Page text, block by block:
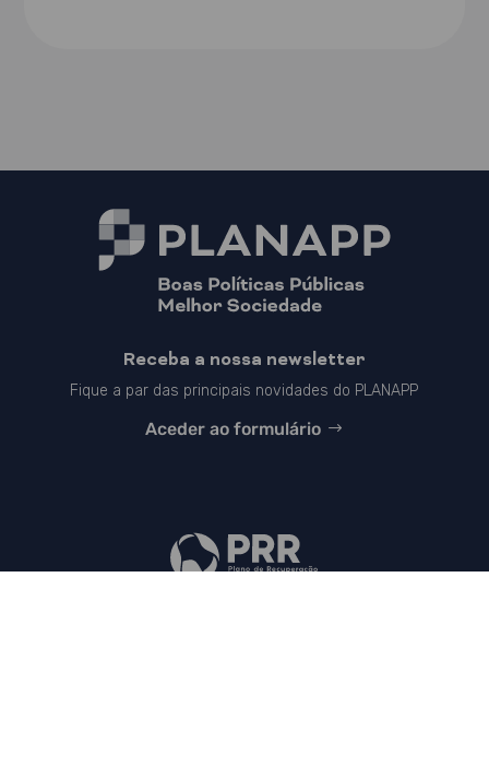
Receba a nossa newsletter
Fique a par das principais novidades do PLANAPP
Aceder ao formulário